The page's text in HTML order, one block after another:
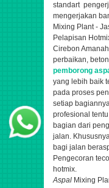
standart
mengerjakan
Mixing Plant -
Pelapisan
Cirebon
perbaikan,
pemborong
yang lebih baik
pada proses
setiap
profesional
bagian dari
jalan.
bagi jalan
Pengecoran
hotmix.
Aspal Mixing